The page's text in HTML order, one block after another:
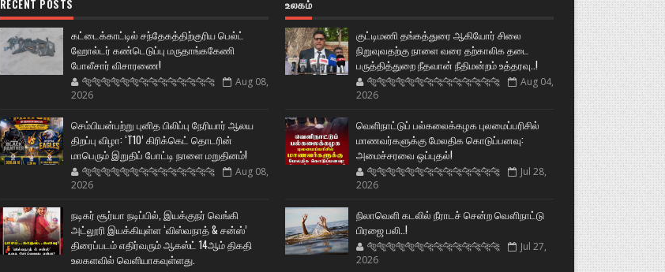
RECENT POSTS
கட்டைக்காட்டில் சந்தேகத்திற்குரிய பெல்ட்
ஹோல்டர் கண்டெடுப்பு மருதாங்ககேணி
போலீசார் விசாரணை!
🐅🐅🐅🐅🐅🐅🐆🐆🐆🐆🐆🐆🐆🐆
Aug 08,
2026
செம்பியன்பற்று புனித பிலிப்பு நேரியார் ஆலய
திறப்பு விழா: ‘T10’ கிரிக்கெட் தொடரின்
மாபெரும் இறுதிப் போட்டி நாளை மறுதினம்!
🐅🐅🐅🐅🐅🐅🐆🐆🐆🐆🐆🐆🐆🐆
Aug 08,
2026
நடிகர் சூர்யா நடிப்பில், இயக்குநர் வெங்கி
அட்லூரி இயக்கியுள்ள ‘விஸ்வநாத் & சன்ஸ்’
திரைப்படம் எதிர்வரும் ஆகஸ்ட் 14ஆம் திகதி
உலகளவில் வெளியாகவுள்ளது.
உலகம்
குட்டிமணி தங்கத்துரை ஆகியோர் சிலை
நிறுவுவதற்கு நாளை வரை தற்காலிக தடை
பருத்தித்துறை நீதவான் நீதிமன்றம் உத்தரவு..!
🐅🐅🐅🐅🐅🐅🐆🐆🐆🐆🐆🐆🐆🐆
Aug 04,
2026
வெளிநாட்டுப் பல்கலைக்கழக புலமைப்பரிசில்
மாணவர்களுக்கு மேலதிக கொடுப்பனவு:
அமைச்சரவை ஒப்புதல்!
🐅🐅🐅🐅🐅🐅🐆🐆🐆🐆🐆🐆🐆🐆
Jul 28,
2026
நிலாவெளி கடலில் நீராடச் சென்ற வௌிநாட்டு
பிரஜை பலி..!
🐅🐅🐅🐅🐅🐅🐆🐆🐆🐆🐆🐆🐆🐆
Jul 27,
2026